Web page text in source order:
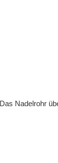
Nadelrohr